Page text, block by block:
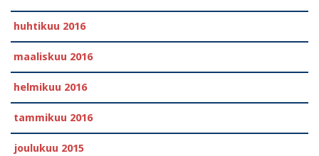
huhtikuu 2016
maaliskuu 2016
helmikuu 2016
tammikuu 2016
joulukuu 2015